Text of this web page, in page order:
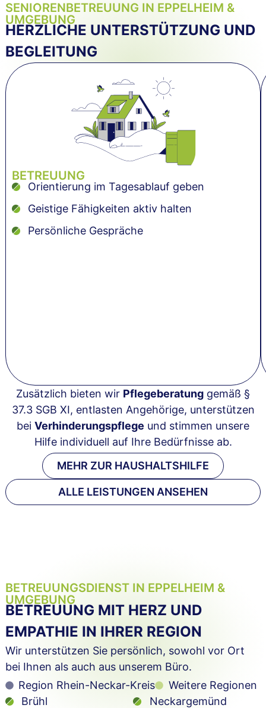
SENIORENBETREUUNG IN EPPELHEIM &
UMGEBUNG
HERZLICHE UNTERSTÜTZUNG UND
BEGLEITUNG
BETREUUNG
Orientierung im Tagesablauf geben
Geistige Fähigkeiten aktiv halten
Persönliche Gespräche
Zusätzlich bieten wir Pflegeberatung gemäß §
37.3 SGB XI, entlasten Angehörige, unterstützen
bei Verhinderungspflege und stimmen unsere
Hilfe individuell auf Ihre Bedürfnisse ab.
MEHR ZUR HAUSHALTSHILFE
ALLE LEISTUNGEN ANSEHEN
BETREUUNGSDIENST IN EPPELHEIM &
UMGEBUNG
BETREUUNG MIT HERZ UND
EMPATHIE IN IHRER REGION
Wir unterstützen Sie persönlich, sowohl vor Ort
bei Ihnen als auch aus unserem Büro.
Region Rhein-Neckar-Kreis
Weitere Regionen
Brühl
Neckargemünd